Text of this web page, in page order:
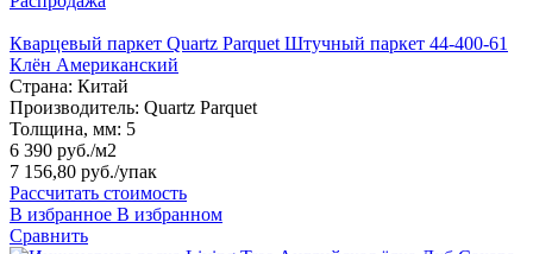
Кварцевый паркет Quartz Parquet Штучный паркет 44-400-61
Клён Американский
Страна: Китай
Производитель: Quartz Parquet
Толщина, мм: 5
6 390 руб./м2
7 156,80 руб./упак
Рассчитать стоимость
В избранное В избранном
Сравнить